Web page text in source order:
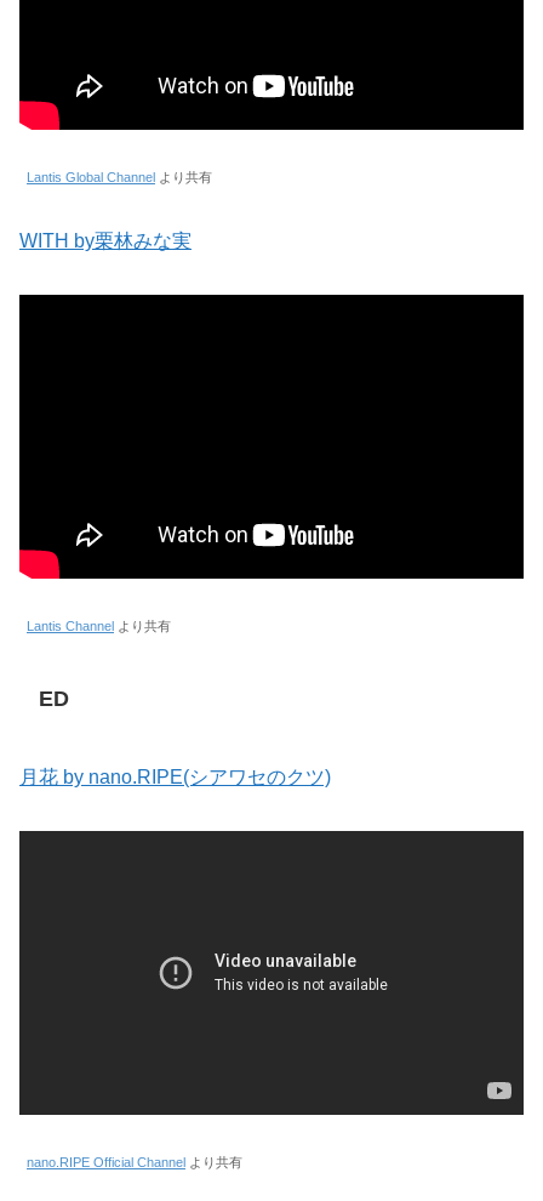
Lantis Global Channel より共有
WITH by栗林みな実
Lantis Channel より共有
ED
月花 by nano.RIPE(シアワセのクツ)
nano.RIPE Official Channel より共有